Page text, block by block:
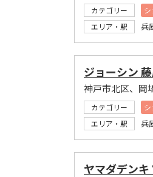
カテゴリー
エリア・駅
兵
ジョーシン
神戸市北区、岡
カテゴリー
エリア・駅
兵
ヤマダデン